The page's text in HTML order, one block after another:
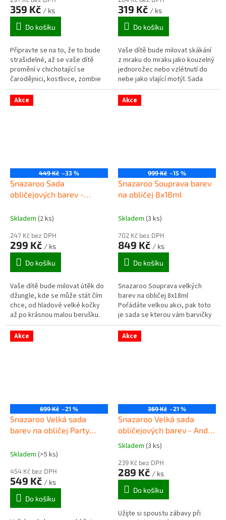
359 Kč / ks
Do košíku
Připravte se na to, že to bude
strašidelné, až se vaše dítě
promění v chichotající se
čarodějnici, kostlivce, zombie
nebo cokoli, co si vybere. Sada
halloweenských barev na...
319 Kč / ks
Do košíku
Vaše dítě bude milovat skákání
z mraku do mraku jako kouzelný
jednorožec nebo vzlétnutí do
nebe jako vlající motýl. Sada
barev na obličej Jednorožec &
Motýl má jedinečnou směs...
Akce
449 Kč –33 %
Snazaroo Sada
obličejových barev -
Skladem (2 ks)
247 Kč bez DPH
299 Kč / ks
Do košíku
Vaše dítě bude milovat útěk do
džungle, kde se může stát čím
chce, od hladové velké kočky
až po krásnou malou berušku.
Sada barev na obličej Zvířecí
svět má dokonalou kombinaci...
Akce
999 Kč –15 %
Snazaroo Souprava barev
na obličej 8x18ml
Skladem (3 ks)
702 Kč bez DPH
849 Kč / ks
Do košíku
Snazaroo Souprava velkých
barev na obličej 8x18ml
Pořádáte velkou akci, pak toto
je sada se kterou vám barvičky
jen tak nedojdou - velký objem
pro velké akce! Velice kvalitní...
Akce
699 Kč –21 %
Snazaroo Velká sada
barev na obličej Party
Skladem (>5 ks)
454 Kč bez DPH
549 Kč / ks
Do košíku
Akce
369 Kč –21 %
Snazaroo Velká sada
obličejových barev - Anděl
a motýl
Průměrné
produktu
je
5,0
hvězdiček.
Skladem (3 ks)
239 Kč bez DPH
289 Kč / ks
Do košíku
Užijte si spoustu zábavy při